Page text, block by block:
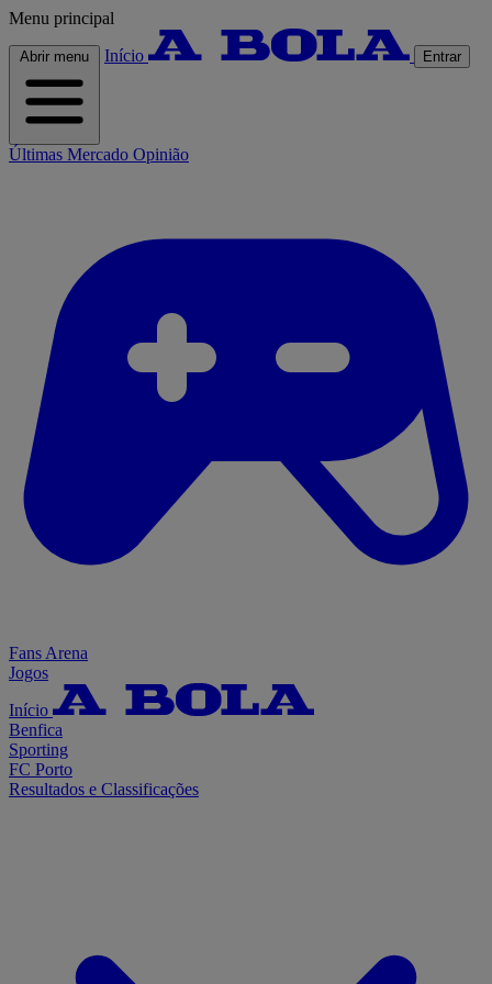
Menu principal
Abrir menu Início Entrar
Últimas Mercado Opinião
Fans Arena
Jogos
Início
Benfica
Sporting
FC Porto
Resultados e Classificações